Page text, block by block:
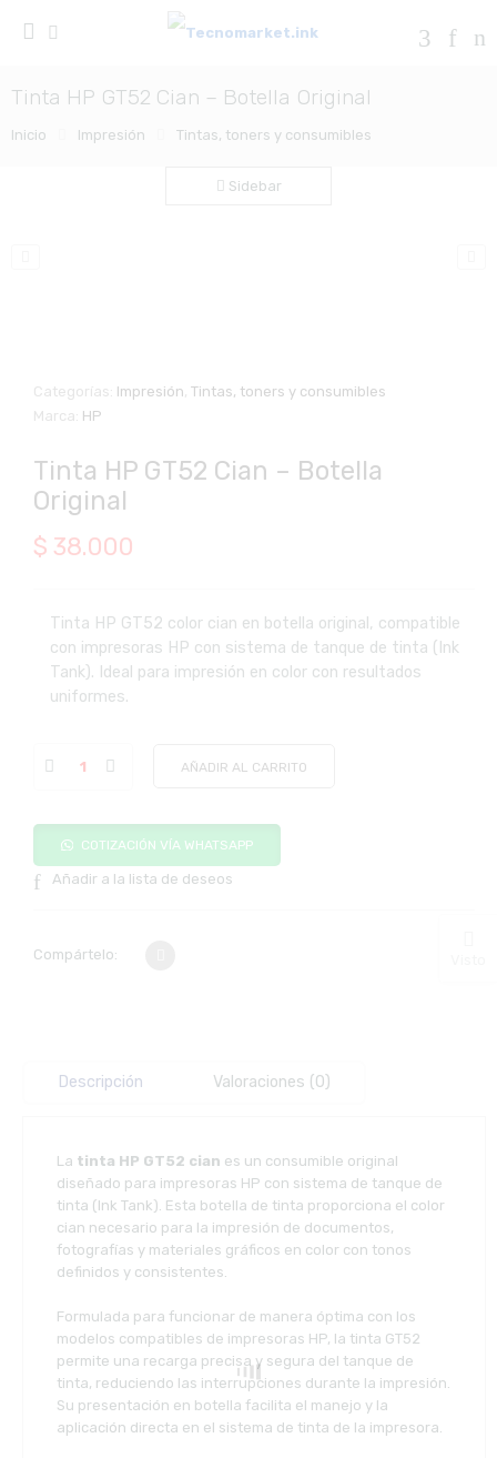
Tinta HP GT52 Cian – Botella Original
Inicio Impresión Tintas, toners y consumibles
Sidebar
Categorías: Impresión ,Tintas, toners y consumibles
Marca: HP
Tinta HP GT52 Cian – Botella
Original
$ 38.000
Tinta HP GT52 color cian en botella original, compatible
con impresoras HP con sistema de tanque de tinta (Ink
Tank). Ideal para impresión en color con resultados
uniformes.
AÑADIR AL CARRITO
COTIZACIÓN VÍA WHATSAPP
Añadir a la lista de deseos
Compártelo:
Descripción Valoraciones (0)
La tinta HP GT52 cian es un consumible original
diseñado para impresoras HP con sistema de tanque de
tinta (Ink Tank). Esta botella de tinta proporciona el color
cian necesario para la impresión de documentos,
fotografías y materiales gráficos en color con tonos
definidos y consistentes.
Formulada para funcionar de manera óptima con los
modelos compatibles de impresoras HP, la tinta GT52
permite una recarga precisa y segura del tanque de
tinta, reduciendo las interrupciones durante la impresión.
Su presentación en botella facilita el manejo y la
aplicación directa en el sistema de tinta de la impresora.